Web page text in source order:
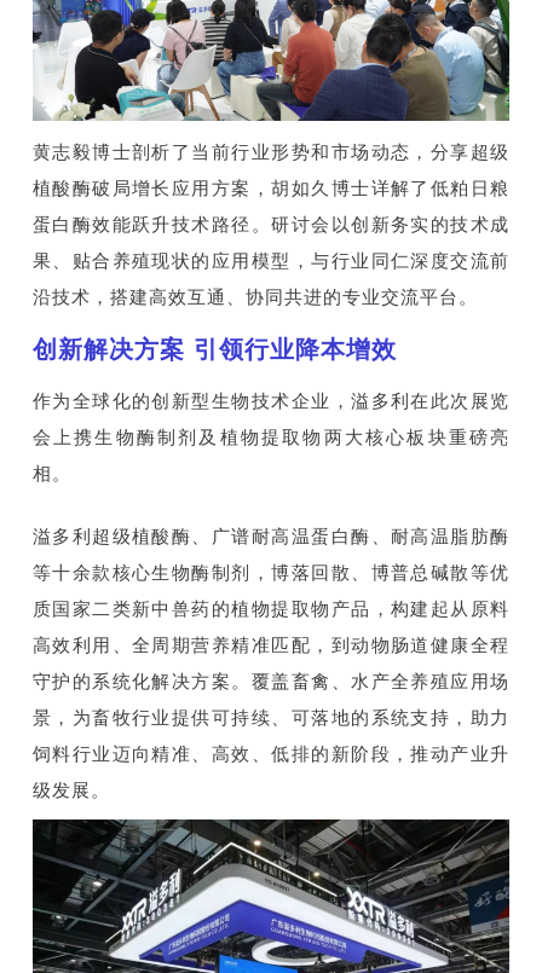
黄志毅博士剖析了当前行业形势和市场动态，分享超级
植酸酶破局增长应用方案，胡如久博士详解了低粕日粮
蛋白酶效能跃升技术路径。研讨会以创新务实的技术成
果、贴合养殖现状的应用模型，与行业同仁深度交流前
沿技术，搭建高效互通、协同共进的专业交流平台。
创新解决方案 引领行业降本增效
作为全球化的创新型生物技术企业，溢多利在此次展览
会上携生物酶制剂及植物提取物两大核心板块重磅亮
相。
溢多利超级植酸酶、广谱耐高温蛋白酶、耐高温脂肪酶
等十余款核心生物酶制剂，博落回散、博普总碱散等优
质国家二类新中兽药的植物提取物产品，构建起从原料
高效利用、全周期营养精准匹配，到动物肠道健康全程
守护的系统化解决方案。覆盖畜禽、水产全养殖应用场
景，为畜牧行业提供可持续、可落地的系统支持，助力
饲料行业迈向精准、高效、低排的新阶段，推动产业升
级发展。